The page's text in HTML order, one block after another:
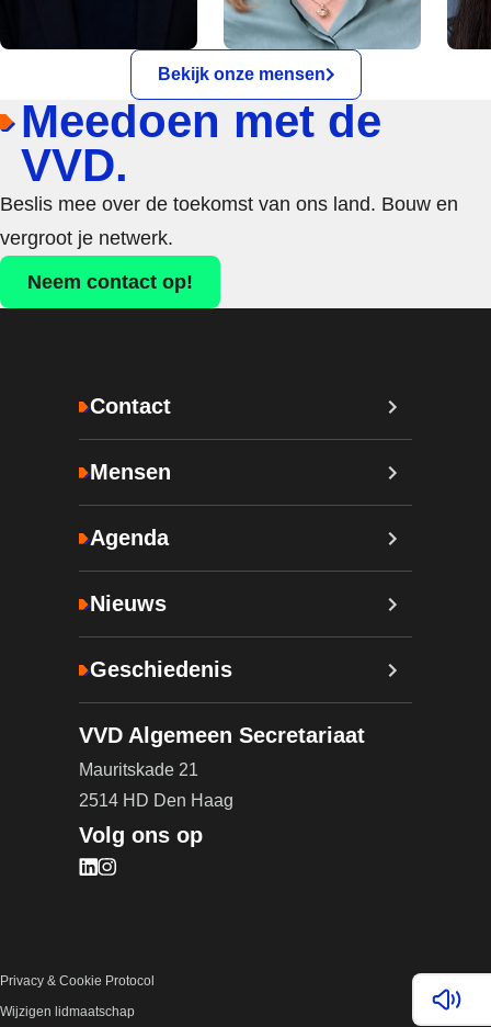
Bekijk onze mensen
Lees
Meedoen met de
VVD.
Beslis mee over de toekomst van ons land. Bouw en
vergroot je netwerk.
Neem contact op!
Contact
Mensen
Agenda
Nieuws
Geschiedenis
VVD Algemeen Secretariaat
Mauritskade 21
2514 HD Den Haag
Volg ons op
Bezoek onze LinkedIn pagina (opent in nieuw
Bezoek onze Instagram pagina (opent in nieuw
Privacy & Cookie Protocol
Wijzigen lidmaatschap